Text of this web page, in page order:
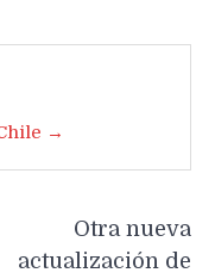
→
Otra nueva
actualización de